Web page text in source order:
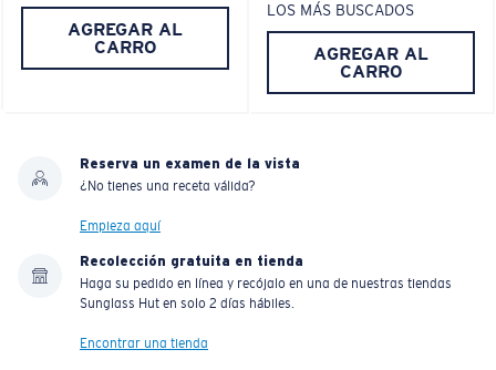
AGREGAR AL
CARRO
LOS MÁS BUSCADOS
AGREGAR AL
CARRO
Reserva un examen de la vista
¿No tienes una receta válida?
Empieza aquí
Recolección gratuita en tienda
Haga su pedido en línea y recójalo en una de nuestras tiendas
Sunglass Hut en solo 2 días hábiles.
Encontrar una tienda